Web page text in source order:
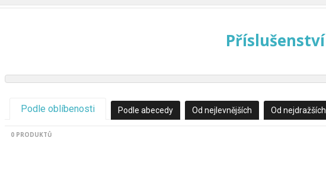
Příslušenství
Podle oblíbenosti Podle abecedy Od nejlevnějších Od nejdražších
0 PRODUKTŮ